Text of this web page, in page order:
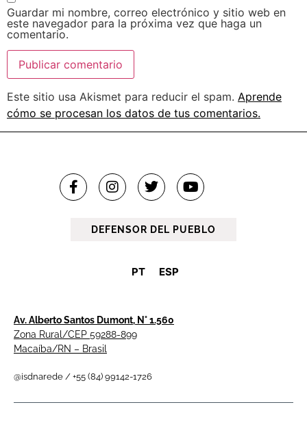
Guardar mi nombre, correo electrónico y sitio web en
este navegador para la próxima vez que haga un
comentario.
Este sitio usa Akismet para reducir el spam. Aprende
cómo se procesan los datos de tus comentarios.
DEFENSOR DEL PUEBLO
PT ESP
Av. Alberto Santos Dumont, N° 1.560
Zona Rural/CEP 59288-899
Macaíba/RN – Brasil
@isdnarede / +55 (84) 99142-1726